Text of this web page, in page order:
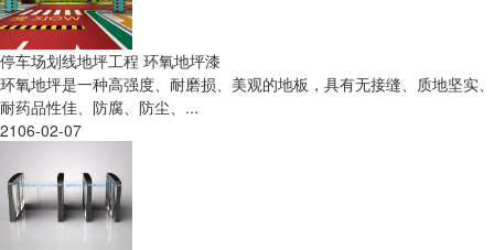
停车场划线地坪工程 环氧地坪漆
环氧地坪是一种高强度、耐磨损、美观的地板，具有无接缝、质地坚实、
耐药品性佳、防腐、防尘、...
2106-02-07